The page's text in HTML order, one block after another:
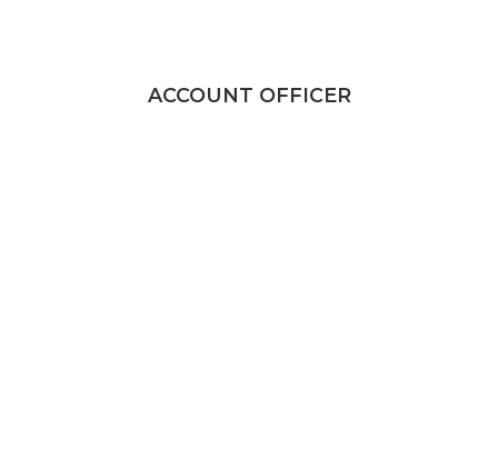
ACCOUNT OFFICER